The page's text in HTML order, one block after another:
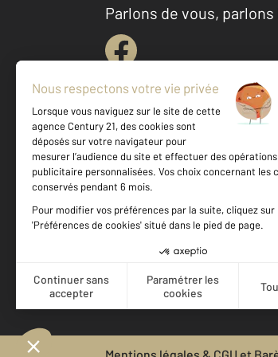
Parlons de vous, parlons
Votre agence est notée
Achat
10
Location